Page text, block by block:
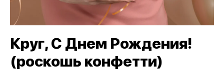
Круг, С Днем Рождения!
(роскошь конфетти)